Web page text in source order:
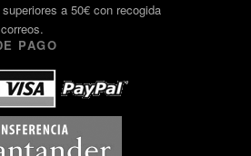
a 50€ con recogida
PAGO